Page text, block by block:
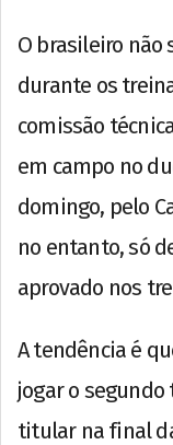
O brasileiro não
durante os
comissão
em campo no
domingo, pelo
no entanto, só
aprovado nos
A tendência é
jogar o segundo
titular na final